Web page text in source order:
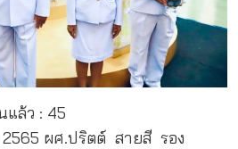
แล้ว : 45
2565 ผศ.ปริตต์ สายสี รอง